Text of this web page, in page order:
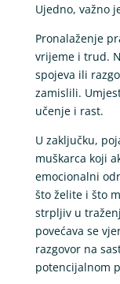
Ujedno, važno
Pronalaženje
vrijeme i trud.
spojeva ili
zamislili.
učenje i rast.
U zaključku,
muškarca koji
emocionalni
što želite i što
strpljiv u
povećava se
razgovor na
potencijalnom